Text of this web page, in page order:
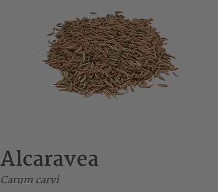
Alcaravea
Carum carvi